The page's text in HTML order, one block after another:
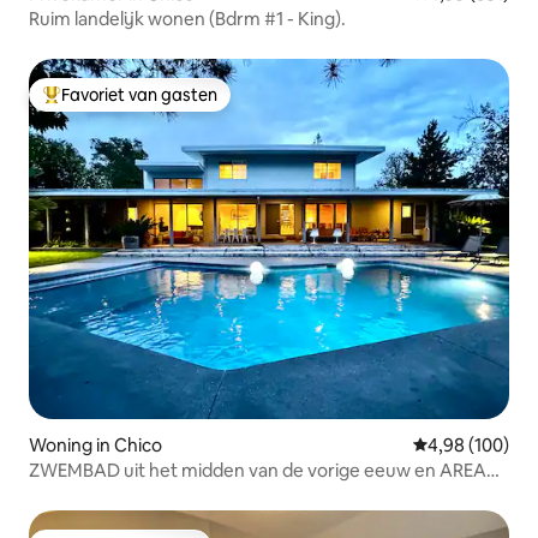
Ruim landelijk wonen (Bdrm #1 - King).
Topfavoriet van gasten
Favoriet van gasten
Woning in Chico Gemiddelde
4,98 (100)
ZWEMBAD uit het midden van de vorige eeuw en AREAAL